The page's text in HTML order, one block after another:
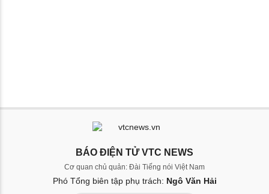
BÁO ĐIỆN TỬ VTC NEWS
Cơ quan chủ quản: Đài Tiếng nói Việt Nam
Phó Tổng biên tập phụ trách: Ngô Văn Hải